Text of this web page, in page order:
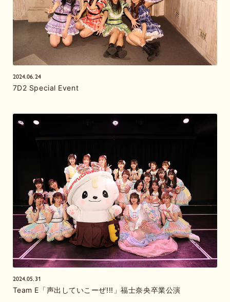
2024.06.24
7D2 Special Event
2024.05.31
Team E「声出していこーぜ!!!」福士奈央卒業公演